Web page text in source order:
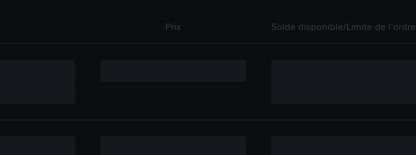
Prix Solde disponible/Limite de l’ordre